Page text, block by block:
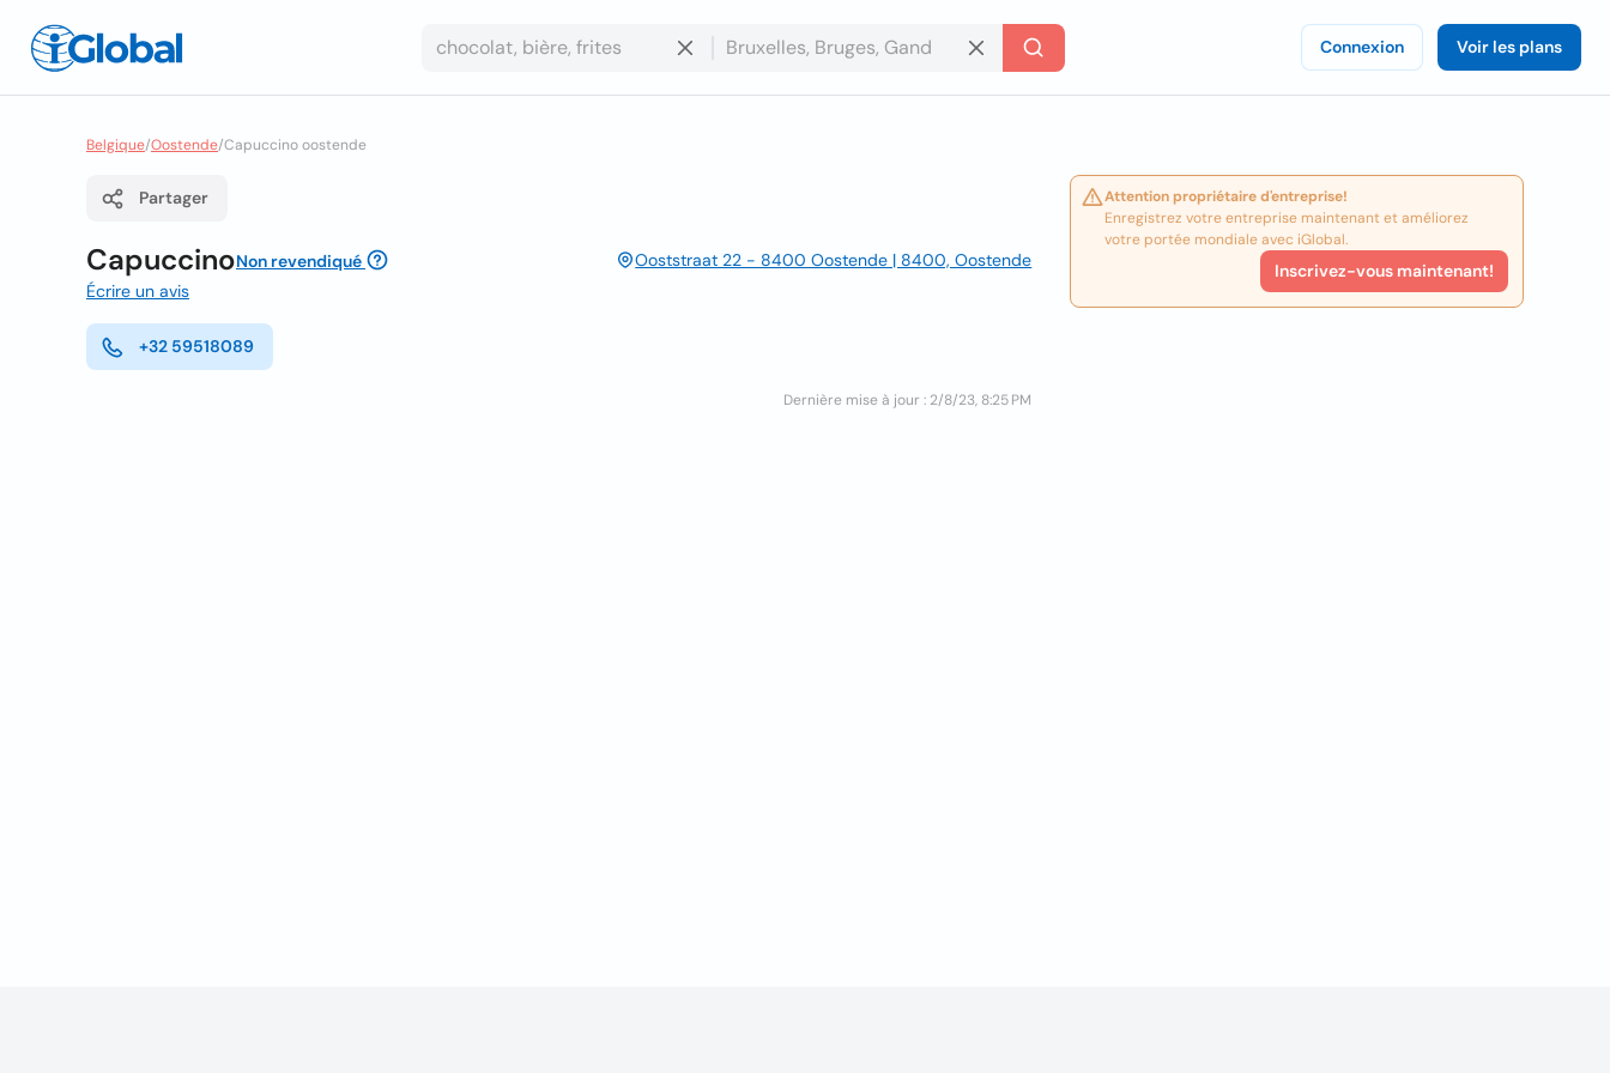
Connexion Voir les plans
Belgique/Oostende/Capuccino oostende
Partager
CapuccinoNon revendiqué
Ooststraat 22 - 8400 Oostende | 8400, Oostende
Écrire un avis
+32 59518089
Dernière mise à jour : 2/8/23, 8:25 PM
Attention propriétaire d'entreprise!
Enregistrez votre entreprise maintenant et améliorez
votre portée mondiale avec iGlobal.
Inscrivez-vous maintenant!